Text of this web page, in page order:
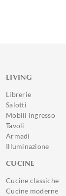
LIVING
Librerie
Salotti
Mobili ingresso
Tavoli
Armadi
Illuminazione
CUCINE
Cucine classiche
Cucine moderne